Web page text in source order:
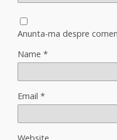
Anunta-ma despre
Name *
Email *